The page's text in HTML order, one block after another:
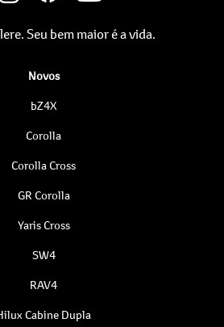
Seu bem maior é a vida.
Novos
bZ4X
Corolla
Corolla Cross
GR Corolla
Yaris Cross
SW4
RAV4
Cabine Dupla